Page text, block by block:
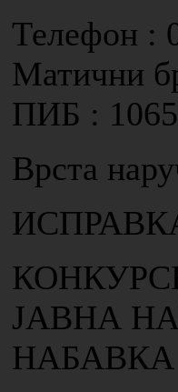
Телефон :
Матични
ПИБ :
Врста
ЈАВНА